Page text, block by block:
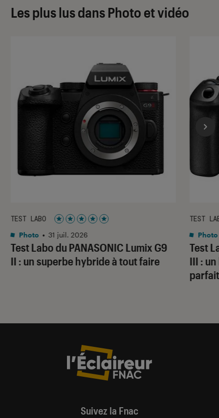
Les plus lus dans Photo et vidéo
Test Labo du PANASONIC Lumix G9
II : un superbe hybride à tout faire
TEST LABO
Noté 5 étoiles sur 5
Photo • 31 juil. 2026
Test
III :
TEST
Photo
Suivez la Fnac